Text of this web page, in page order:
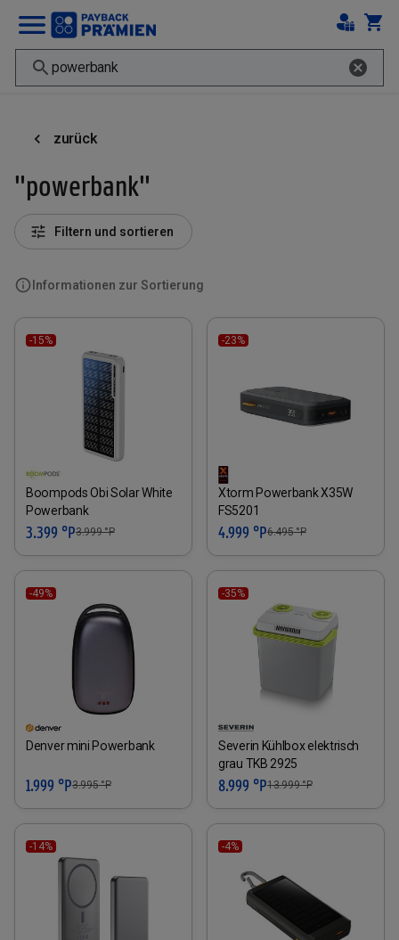
zurück
"powerbank"
Informationen zur Sortierung
Filtern und sortieren
-15%
Boompods Obi Solar White
Powerbank
3.399 °P3.999°P
-23%
Xtorm Powerbank X35W
FS5201
4.999 °P6.495°P
-49%
Denver mini Powerbank
1.999 °P3.995°P
-35%
Severin Kühlbox elektrisch
grau TKB 2925
8.999 °P13.999°P
-14% -4%